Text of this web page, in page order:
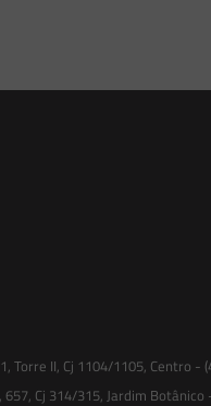
Torre II, Cj 1104/1105, Centro -
Cj 314/315, Jardim